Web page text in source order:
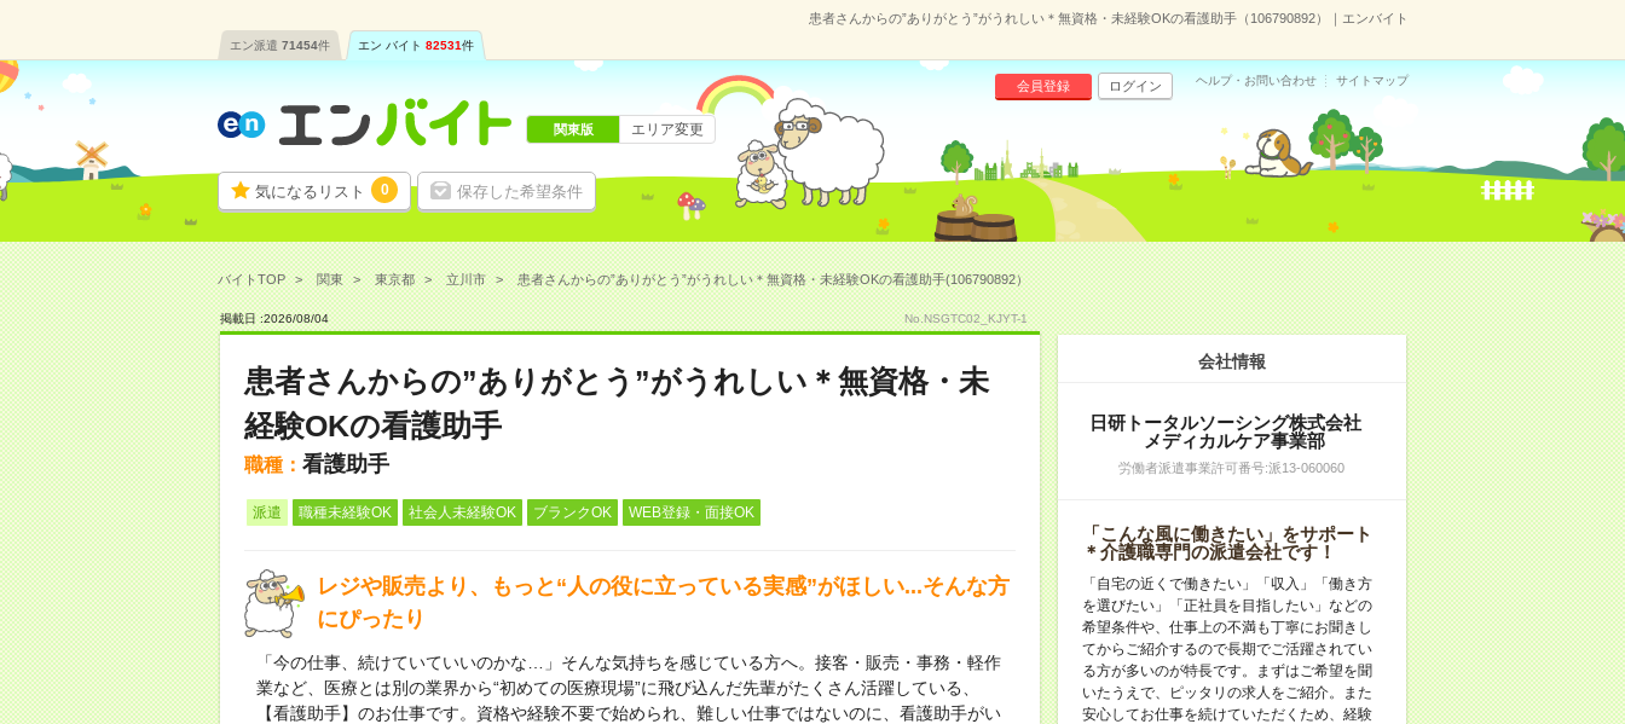
患者さんからの”ありがとう”がうれしい＊無資格・未経験OKの看護助手（106790892）｜エンバイト
エン派遣 71454件 エン バイト 82531件
気になるリスト 0 保存した希望条件
会員登録 ログイン ヘルプ・お問い合わせ サイトマップ
関東版 エリア変更
バイトTOP 関東 東京都 立川市 患者さんからの”ありがとう”がうれしい＊無資格・未経験OKの看護助手(106790892）
掲載日 :2026/08/04 No.NSGTC02_KJYT-1
患者さんからの”ありがとう”がうれしい＊無資格・未
経験OKの看護助手
職種： 看護助手
派遣 職種未経験OK 社会人未経験OK ブランクOK WEB登録・面接OK
レジや販売より、もっと“人の役に立っている実感”がほしい...そんな方
にぴったり
「今の仕事、続けていていいのかな…」そんな気持ちを感じている方へ。接客・販売・事務・軽作
業など、医療とは別の業界から“初めての医療現場”に飛び込んだ先輩がたくさん活躍している、
【看護助手】のお仕事です。資格や経験不要で始められ、難しい仕事ではないのに、看護助手がい
会社情報
日研トータルソーシング株式会社
メディカルケア事業部
労働者派遣事業許可番号:派13-060060
「こんな風に働きたい」をサポート
＊介護職専門の派遣会社です！
「自宅の近くで働きたい」「収入」「働き方
を選びたい」「正社員を目指したい」などの
希望条件や、仕事上の不満も丁寧にお聞きし
てからご紹介するので長期でご活躍されてい
る方が多いのが特長です。まずはご希望を聞
いたうえで、ピッタリの求人をご紹介。また
安心してお仕事を続けていただくため、経験